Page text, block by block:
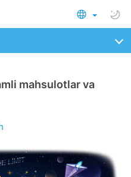
mahsulotlar va